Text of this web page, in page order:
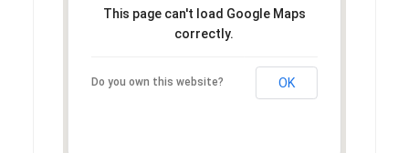
This page can't load Google Maps
correctly.
Do you own this website? OK